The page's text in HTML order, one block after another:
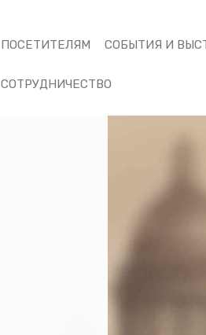
ПОСЕТИТЕЛЯМ СОБЫТИЯ И
СОТРУДНИЧЕСТВО